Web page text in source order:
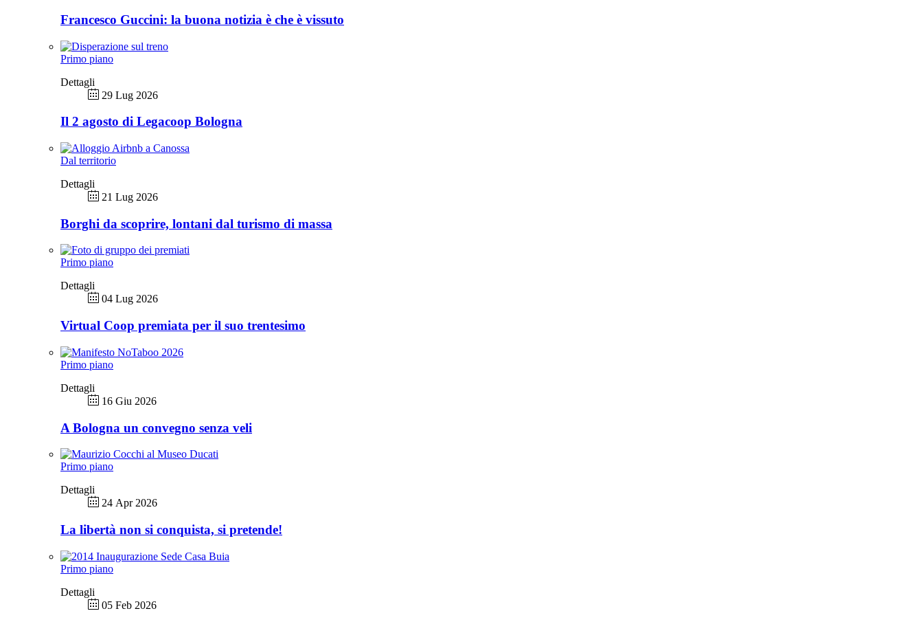
Francesco Guccini: la buona notizia è che è vissuto
Primo piano
Dettagli
29 Lug 2026
Il 2 agosto di Legacoop Bologna
Dal territorio
Dettagli
21 Lug 2026
Borghi da scoprire, lontani dal turismo di massa
Primo piano
Dettagli
04 Lug 2026
Virtual Coop premiata per il suo trentesimo
Primo piano
Dettagli
16 Giu 2026
A Bologna un convegno senza veli
Primo piano
Dettagli
24 Apr 2026
La libertà non si conquista, si pretende!
Primo piano
Dettagli
05 Feb 2026